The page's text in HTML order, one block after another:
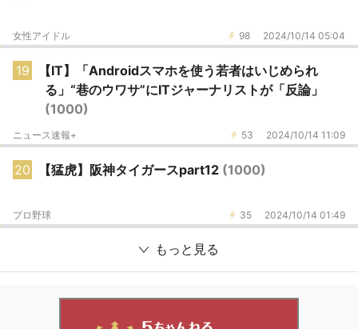
98 2024/10/14 05:04
女性アイドル
19
【IT】「Androidスマホを使う若者はいじめられ
る」“巷のウワサ”にITジャーナリストが「反論」
(1000)
53 2024/10/14 11:09
ニュース速報+
20 【猛虎】阪神タイガースpart12 (1000)
35 2024/10/14 01:49
プロ野球
もっと見る